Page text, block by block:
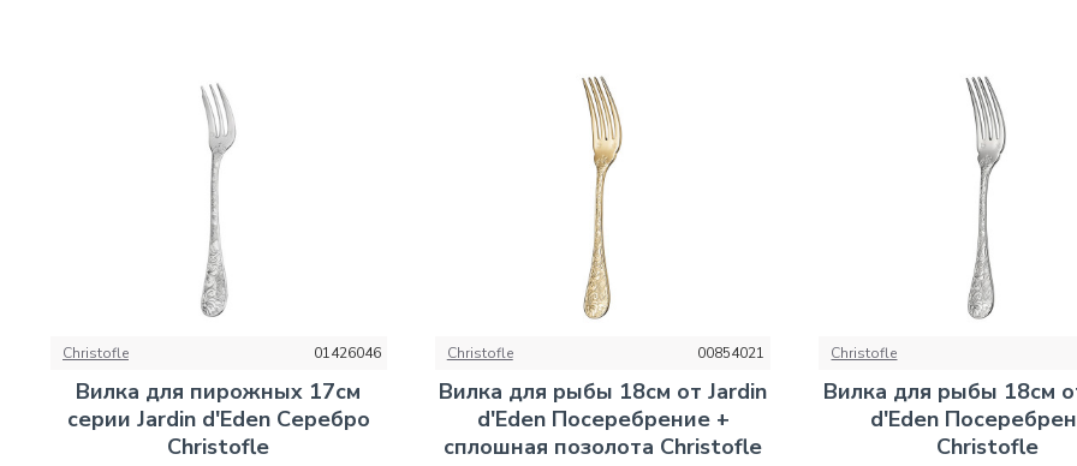
Christofle 01426046
Вилка для пирожных 17см
серии Jardin d'Eden Серебро
Christofle
Christofle 00854021
Вилка для рыбы 18см от Jardin
d'Eden Посеребрение +
сплошная позолота Christofle
Christofle
Вилка для рыбы 18см
d'Eden
Christofle